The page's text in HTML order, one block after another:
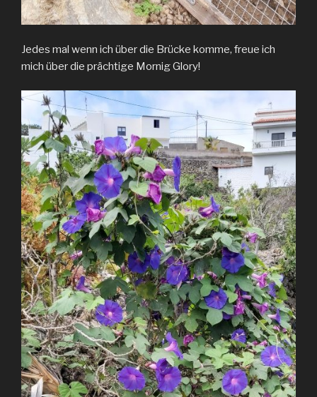
Jedes mal wenn ich über die Brücke komme, freue ich
mich über die prächtige Mornig Glory!